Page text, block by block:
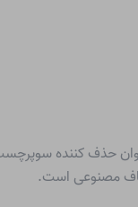
حذف کننده
مصنوعی است.